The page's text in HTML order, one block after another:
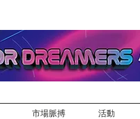
市場脈搏 活動